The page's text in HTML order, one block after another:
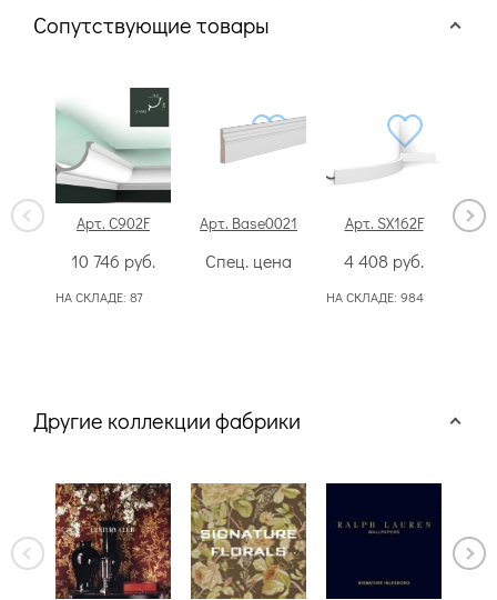
Сопутствующие товары
Арт. C902F
10 746 руб.
НА СКЛАДЕ: 87
Арт. Base0021
Спец. цена
Арт. SX162F
4 408 руб.
НА СКЛАДЕ: 984
Другие коллекции фабрики